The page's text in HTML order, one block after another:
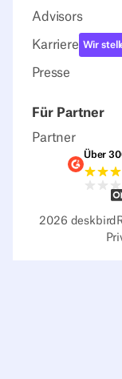
Advisors
Karriere Wir
Presse
Für Partner
Partner
Über
2026 deskbird